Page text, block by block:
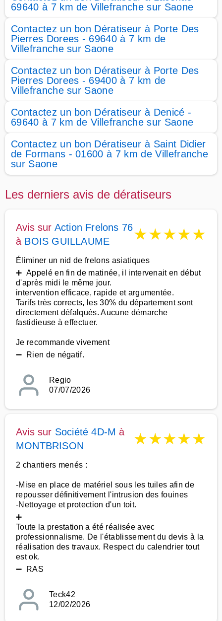
69640 à 7 km de Villefranche sur Saone
Contactez un bon Dératiseur à Porte Des
Pierres Dorees - 69640 à 7 km de
Villefranche sur Saone
Contactez un bon Dératiseur à Porte Des
Pierres Dorees - 69400 à 7 km de
Villefranche sur Saone
Contactez un bon Dératiseur à Denicé -
69640 à 7 km de Villefranche sur Saone
Contactez un bon Dératiseur à Saint Didier
de Formans - 01600 à 7 km de Villefranche
sur Saone
Les derniers avis de dératiseurs
Avis sur Action Frelons 76
à BOIS GUILLAUME ★★★★★
Éliminer un nid de frelons asiatiques
➕ Appelé en fin de matinée, il intervenait en début
d'après midi le même jour.
intervention efficace, rapide et argumentée.
Tarifs très corrects, les 30% du département sont
directement défalqués. Aucune démarche
fastidieuse à effectuer.
Je recommande vivement
➖ Rien de négatif.
Regio
07/07/2026
Avis sur Société 4D-M à
MONTBRISON
★★★★★
2 chantiers menés :
-Mise en place de matériel sous les tuiles afin de
repousser définitivement l'intrusion des fouines
-Nettoyage et protection d'un toit.
➕
Toute la prestation a été réalisée avec
professionnalisme. De l'établissement du devis à la
réalisation des travaux. Respect du calendrier tout
est ok.
➖ RAS
Teck42
12/02/2026